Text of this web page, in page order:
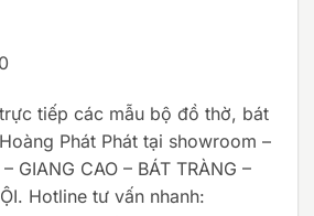
tiếp các mẫu bộ đồ thờ, bát
Phát Phát tại showroom –
GIANG CAO – BÁT TRÀNG –
Hotline tư vấn nhanh: